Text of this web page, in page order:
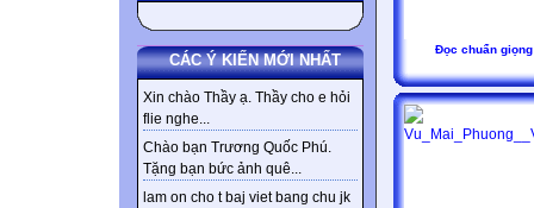
CÁC Ý KIẾN MỚI NHẤT
Xin chào Thầy ạ. Thầy cho e hỏi
flie nghe...
Chào bạn Trương Quốc Phú.
Tặng bạn bức ảnh quê...
lam on cho t baj viet bang chu jk
Đọc chuẩn giọng